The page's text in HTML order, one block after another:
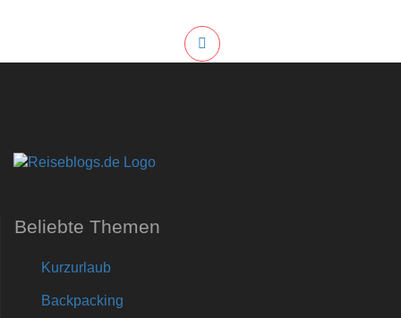
Beliebte Themen
Kurzurlaub
Backpacking